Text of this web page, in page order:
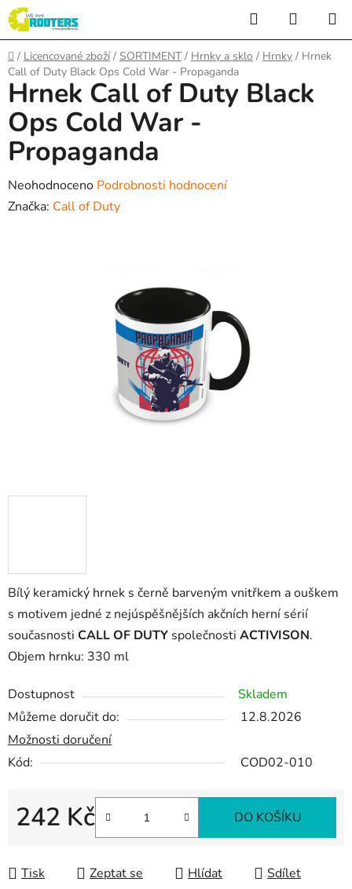
Přejít
na
obsah
Hledat
KOŠÍK
Domů
/ Licencované zboží / SORTIMENT / Hrnky a sklo / Hrnky / Hrnek
Call of Duty Black Ops Cold War - Propaganda
Bílý keramický hrnek s černě barveným vnitřkem a ouškem
s motivem jedné z nejúspěšnějších akčních herní sérií
současnosti CALL OF DUTY společnosti ACTIVISON.
Objem hrnku: 330 ml
Dostupnost
Skladem
Můžeme doručit do:
12.8.2026
Možnosti doručení
Kód:
COD02-010
242 Kč DO KOŠÍKU
Tisk Zeptat se Hlídat Sdílet
Hrnek Call of Duty Black
Ops Cold War -
Propaganda
Průměrné
hodnocení
Neohodnoceno Podrobnosti hodnocení
Značka: Call of Duty